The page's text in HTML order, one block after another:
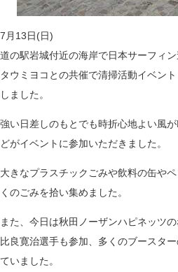
7月13日(日)
道の駅岩城付近の海岸で日本サーフィ
タウミヨコとの共催で清掃活動イベン
しました。
強い日差しのもとでも時折心地よい風
どがイベントに参加いただきました。
大きなプラスチックごみや飲料の缶や
くのごみを拾い集めました。
また、今日は秋田ノーザンハピネッツ
比良寛治選手も参加、多くのブースタ
ていました。